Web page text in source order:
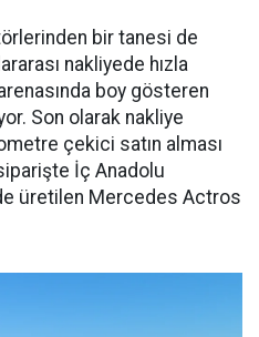
bir tanesi de
nakliyede hızla
boy gösteren
Son olarak nakliye
çekici satın alması
İç Anadolu
üretilen Mercedes Actros